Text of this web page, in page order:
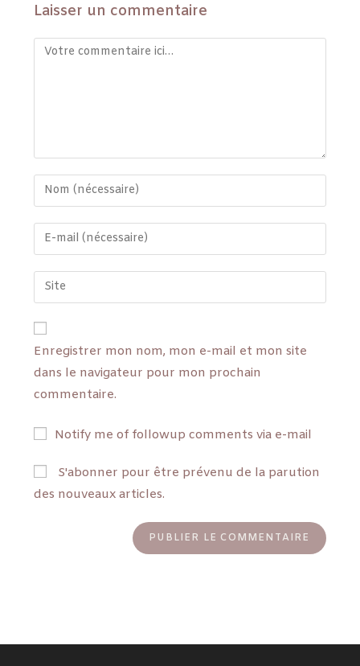
Laisser un commentaire
Enregistrer mon nom, mon e-mail et mon site
dans le navigateur pour mon prochain
commentaire.
Notify me of followup comments via e-mail
S'abonner pour être prévenu de la parution
des nouveaux articles.